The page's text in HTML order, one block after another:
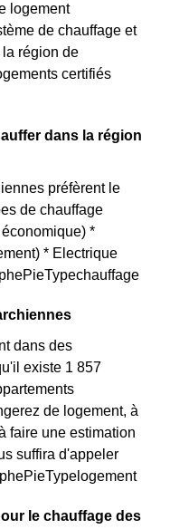
logement
de chauffage et
région de
certifiés
dans la région
préfèrent le
de chauffage
*
* Electrique
dans des
existe 1 857
de logement, à
faire une estimation
suffira d'appeler
le chauffage des